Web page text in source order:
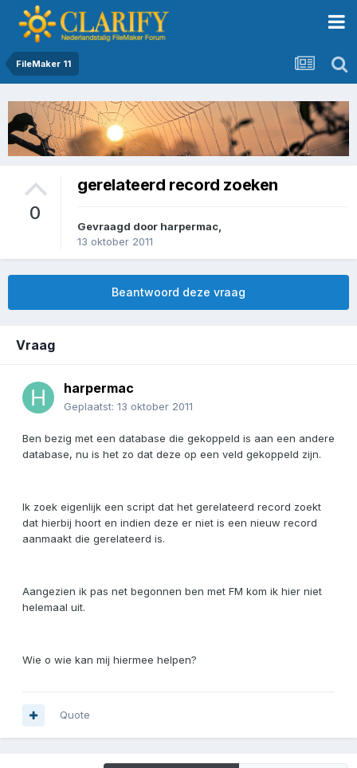
FileMaker 11
0
gerelateerd record zoeken
Gevraagd door harpermac
13 oktober 2011
Beantwoord deze vraag
Vraag
harpermac
Geplaatst: 13 oktober 2011
Ben bezig met een database die gekoppeld is aan een andere
database, nu is het zo dat deze op een veld gekoppeld zijn.
Ik zoek eigenlijk een script dat het gerelateerd record zoekt
dat hierbij hoort en indien deze er niet is een nieuw record
aanmaakt die gerelateerd is.
Aangezien ik pas net begonnen ben met FM kom ik hier niet
helemaal uit.
Wie o wie kan mij hiermee helpen?
Quote